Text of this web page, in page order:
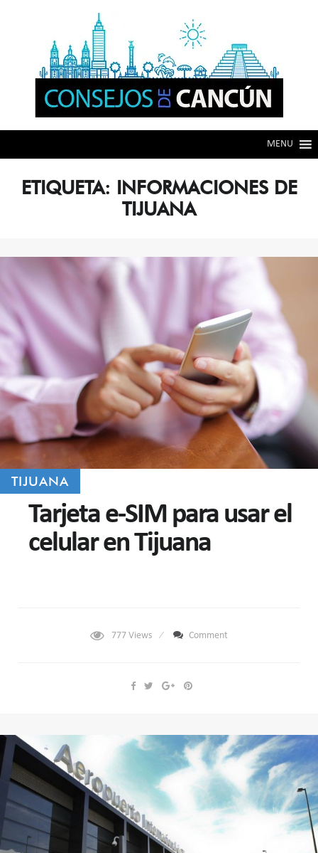
MENU
ETIQUETA: INFORMACIONES DE
TIJUANA
TIJUANA
Tarjeta e-SIM para usar el
celular en Tijuana
777Views Comment